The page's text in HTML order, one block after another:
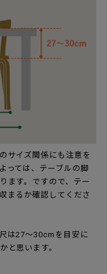
サイズ関係にも注意を
っては、テーブルの脚
ます。ですので、テー
まるか確認してくださ
は27～30cmを目安に
と思います。